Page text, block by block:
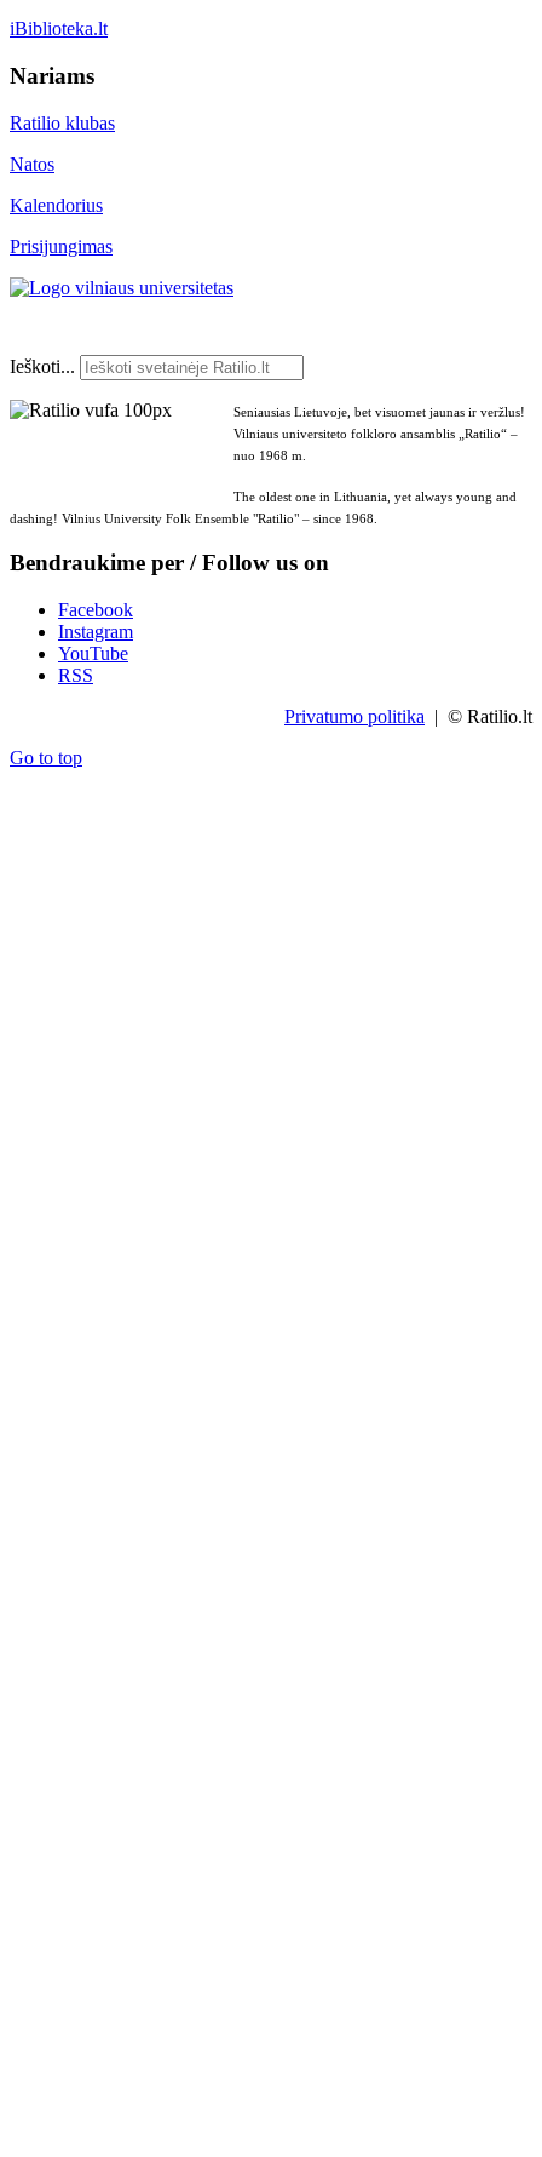
iBiblioteka.lt
Nariams
Ratilio klubas
Natos
Kalendorius
Prisijungimas
Ieškoti...
Seniausias Lietuvoje, bet visuomet jaunas ir veržlus!
Vilniaus universiteto folkloro ansamblis „Ratilio“ –
nuo 1968 m.
The oldest one in Lithuania, yet always young and
dashing! Vilnius University Folk Ensemble "Ratilio" – since 1968.
Bendraukime per / Follow us on
Facebook
Instagram
YouTube
RSS
Privatumo politika | © Ratilio.lt
Go to top